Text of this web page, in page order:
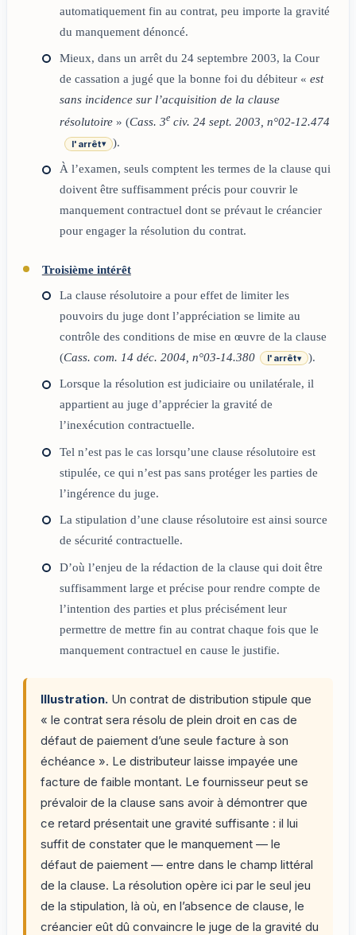
automatiquement fin au contrat, peu importe la gravité
du manquement dénoncé.
Mieux, dans un arrêt du 24 septembre 2003, la Cour
de cassation a jugé que la bonne foi du débiteur «est
sans incidence sur l’acquisition de la clause
résolutoire » (Cass. 3e civ. 24 sept. 2003, n°02-12.474
l'arrêt▾ ).
À l’examen, seuls comptent les termes de la clause qui
doivent être suffisamment précis pour couvrir le
manquement contractuel dont se prévaut le créancier
pour engager la résolution du contrat.
Troisième intérêt
La clause résolutoire a pour effet de limiter les
pouvoirs du juge dont l’appréciation se limite au
contrôle des conditions de mise en œuvre de la clause
(Cass. com. 14 déc. 2004, n°03-14.380 l'arrêt▾ ).
Lorsque la résolution est judiciaire ou unilatérale, il
appartient au juge d’apprécier la gravité de
l’inexécution contractuelle.
Tel n’est pas le cas lorsqu’une clause résolutoire est
stipulée, ce qui n’est pas sans protéger les parties de
l’ingérence du juge.
La stipulation d’une clause résolutoire est ainsi source
de sécurité contractuelle.
D’où l’enjeu de la rédaction de la clause qui doit être
suffisamment large et précise pour rendre compte de
l’intention des parties et plus précisément leur
permettre de mettre fin au contrat chaque fois que le
manquement contractuel en cause le justifie.
Illustration. Un contrat de distribution stipule que
« le contrat sera résolu de plein droit en cas de
défaut de paiement d’une seule facture à son
échéance ». Le distributeur laisse impayée une
facture de faible montant. Le fournisseur peut se
prévaloir de la clause sans avoir à démontrer que
ce retard présentait une gravité suffisante : il lui
suffit de constater que le manquement — le
défaut de paiement — entre dans le champ littéral
de la clause. La résolution opère ici par le seul jeu
de la stipulation, là où, en l’absence de clause, le
créancier eût dû convaincre le juge de la gravité du